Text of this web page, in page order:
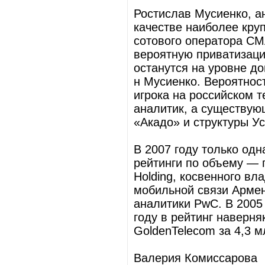
Ростислав Мусиенко,
качестве наиболее
сотового оператора
вероятную
останутся на уровне
н Мусиенко.
игрока на российском
аналитик, а
«Акадо» и структуры
В 2007 году только
рейтинги по объему —
Holding, косвенного
мобильной связи
аналитики PwC. В
году в рейтинг
GoldenTelecom за 4,3
Валерия Комиссарова